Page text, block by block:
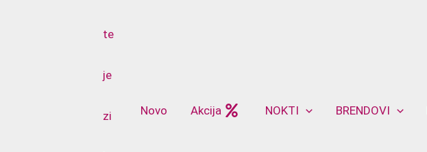
Novo Akcija NOKTI BRENDOVI